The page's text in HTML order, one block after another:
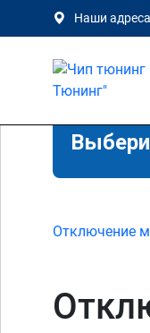
Наши адреса
Отключение